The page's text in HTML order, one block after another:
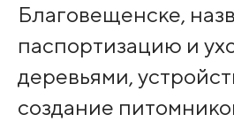
Благовещенске,
паспортизацию и
деревьями,
создание